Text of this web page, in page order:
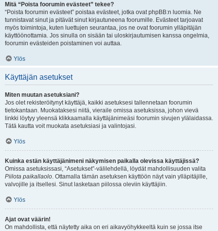
Mitä “Poista foorumin evästeet” tekee?
“Poista foorumin evästeet” poistaa evästeet, jotka ovat phpBB:n luomia. Ne
tunnistavat sinut ja pitävät sinut kirjautuneena foorumille. Evästeet tarjoavat
myös toimintoja, kuten luettujen seurantaa, jos ne ovat foorumin ylläpitäjän
käyttöönottamia. Jos sinulla on sisään tai uloskirjautumisen kanssa ongelmia,
foorumin evästeiden poistaminen voi auttaa.
Ylös
Käyttäjän asetukset
Miten muutan asetuksiani?
Jos olet rekisteröitynyt käyttäjä, kaikki asetuksesi tallennetaan foorumin
tietokantaan. Muokataksesi niitä, vieraile omissa asetuksissa, johon vievä
linkki löytyy yleensä klikkaamalla käyttäjänimeäsi foorumin sivujen ylälaidassa.
Tätä kautta voit muokata asetuksiasi ja valintojasi.
Ylös
Kuinka estän käyttäjänimeni näkymisen paikalla olevissa käyttäjissä?
Omissa asetuksissasi, “Asetukset”-välilehdellä, löydät mahdollisuuden valita
Piilota paikallaolo. Ottamalla tämän asetuksen käyttöön näyt vain ylläpitäjille,
valvojille ja itsellesi. Sinut lasketaan piilossa oleviin käyttäjiin.
Ylös
Ajat ovat väärin!
On mahdollista, että näytetty aika on eri aikavyöhykkeeltä kuin se jossa itse